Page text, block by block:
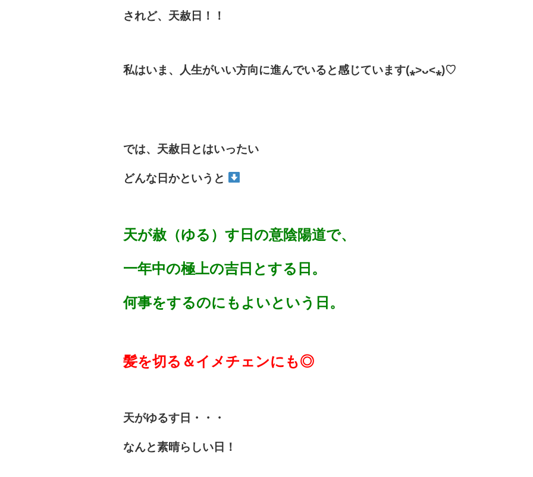
されど、天赦日！！
私はいま、人生がいい方向に進んでいると感じています(⁎˃ᴗ˂⁎)♡
では、天赦日とはいったい
どんな日かというと
天が赦（ゆる）す日の意陰陽道で、
一年中の極上の吉日とする日。
何事をするのにもよいという日。
髪を切る＆イメチェンにも◎
天がゆるす日・・・
なんと素晴らしい日！